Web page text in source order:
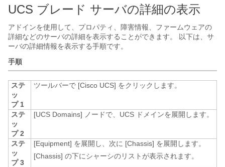
UCS ブレード サーバの詳細の表示
アドインを使用して、プロパティ、障害情報、ファームウェアの
詳細などのサーバの詳細を表示することができます。 以下は、サ
ーバの詳細情報を表示する手順です。
手順
ステ
ッ
プ 1
ツールバーで [Cisco UCS] をクリックします。
ステ
ッ
プ 2
[UCS Domains] ノードで、UCS ドメインを展開します。
ステ
ッ
プ 3
[Equipment] を展開し、次に [Chassis] を展開します。
[Chassis] の下にシャーシのリストが表示されます。